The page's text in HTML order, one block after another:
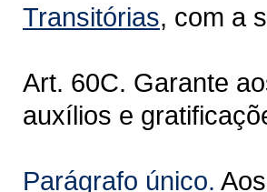
Transitórias, com a
Art. 60C. Garante
auxílios e
Parágrafo único.